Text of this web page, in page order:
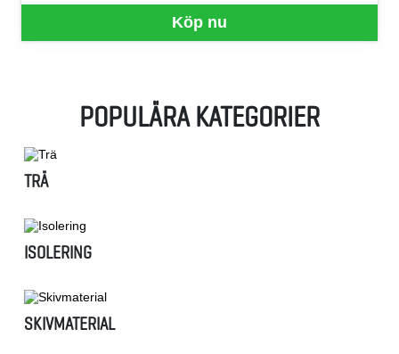
Köp nu
POPULÄRA KATEGORIER
TRÄ
ISOLERING
SKIVMATERIAL